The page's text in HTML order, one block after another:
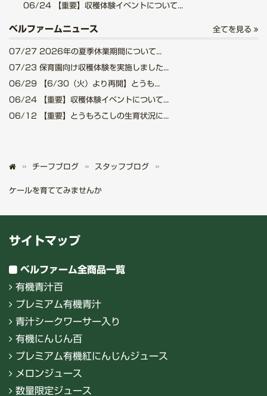
06/24 【重要】収穫体験イベントについて...
ベルファームニュース 全てを見る
07/27 2026年の夏季休業期間について...
07/23 保育園向け収穫体験を実施しました...
06/29 【6/30（火）より再開】とうも...
06/24 【重要】収穫体験イベントについて...
06/12 【重要】とうもろこしの生育状況に...
チーフブログ スタッフブログ
ケールを育ててみませんか
サイトマップ
ベルファーム全商品一覧
有機青汁百
プレミアム有機青汁
青汁シークワーサー入り
有機にんじん百
プレミアム有機紅にんじんジュース
メロンジュース
数量限定ジュース